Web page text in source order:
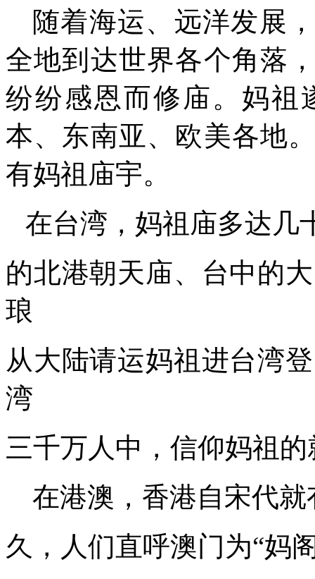
随着海运、远洋发展
全地到达世界各个角落
纷纷感恩而修庙。 妈祖
本、东南亚、欧美各地
有妈祖庙宇。
在台湾，妈祖庙多达几
的北港朝天庙、台中的
琅
从大陆请运妈祖进台湾
湾
三千万人中，信仰妈祖
在港澳，香港自宋代
久，人们直呼澳门为“妈